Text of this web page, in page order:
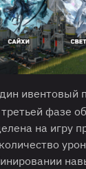
ивентовый
фазе
на игру